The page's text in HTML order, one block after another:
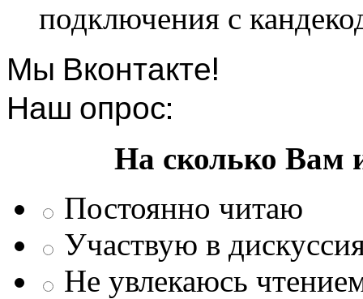
подключения с
Мы Вконтакте!
Наш опрос:
На сколько Вам
Постоянно читаю
Участвую в
Не увлекаюсь